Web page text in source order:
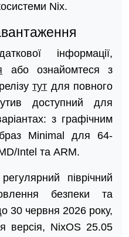
Nix.
інформації,
або ознайомтеся з
тут для повного
доступний для
з графічним
Minimal для 64-
Intel та ARM.
піврічний
безпеки та
30 червня 2026 року,
версія, NixOS 25.05